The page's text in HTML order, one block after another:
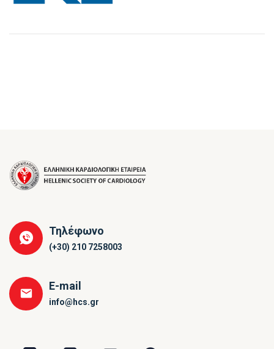
Τηλέφωνο
(+30) 210 7258003
E-mail
info@hcs.gr